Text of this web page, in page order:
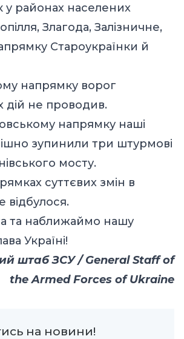
у районах населених
Злагода, Залізничне,
Староукраїнки й
напрямку ворог
дій не проводив.
напрямку наші
зупинили три штурмові
мосту.
суттєвих змін в
відбулося.
та наближаймо нашу
Україні!
штаб ЗСУ / General Staff of
the Armed Forces of Ukraine
на новини!